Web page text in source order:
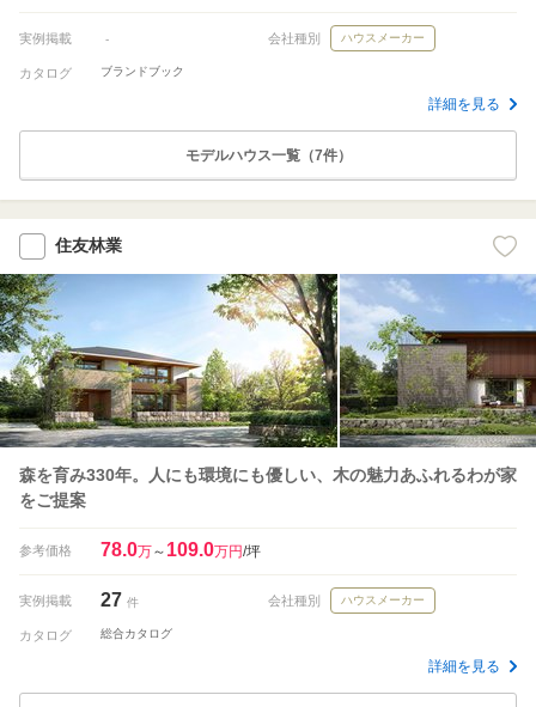
実例掲載 - 会社種別 ハウスメーカー
カタログ ブランドブック
詳細を見る
モデルハウス一覧（7件）
住友林業
森を育み330年。人にも環境にも優しい、木の魅力あふれるわが家
をご提案
参考価格 78.0万～ 109.0万円/坪
実例掲載 27 件 会社種別 ハウスメーカー
カタログ 総合カタログ
詳細を見る